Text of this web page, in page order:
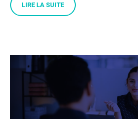
LIRE LA SUITE